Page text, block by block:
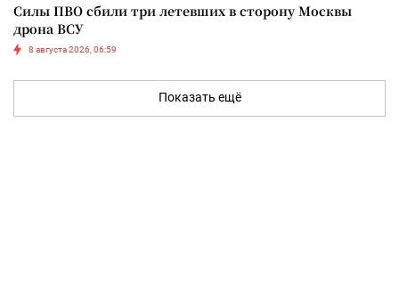
Силы ПВО сбили три летевших в сторону Москвы
дрона ВСУ
8 августа 2026, 06:59
Показать ещё